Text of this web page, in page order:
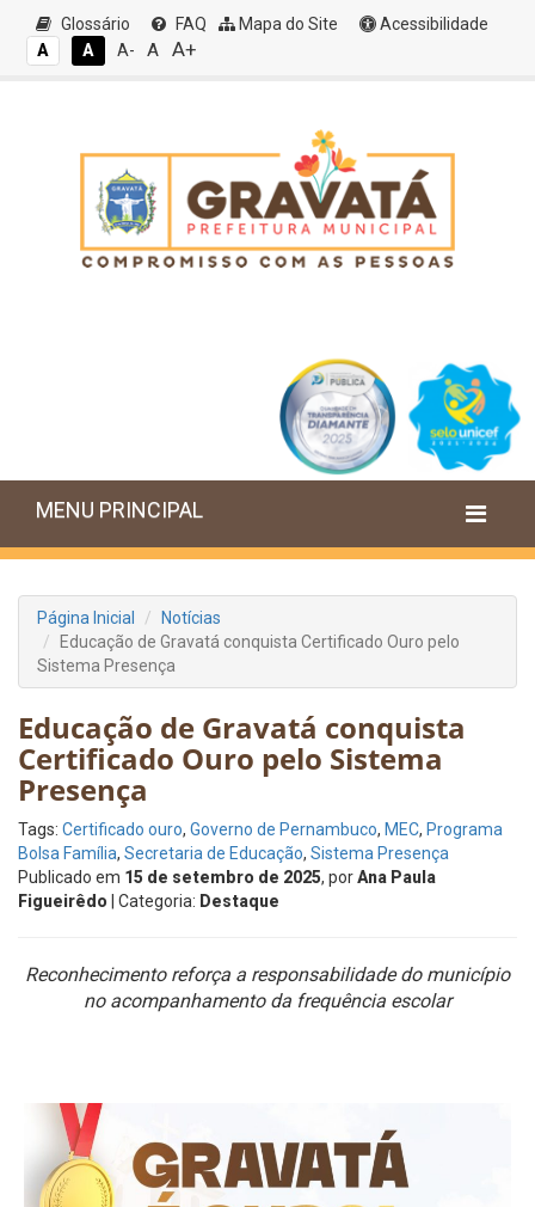
Glossário FAQ Mapa do Site
Acessibilidade
A
A A- A A+
MENU PRINCIPAL
Página Inicial
Notícias
Educação de Gravatá conquista Certificado Ouro pelo
Sistema Presença
Educação de Gravatá conquista
Certificado Ouro pelo Sistema
Presença
Tags: Certificado ouro, Governo de Pernambuco, MEC, Programa
Bolsa Família, Secretaria de Educação, Sistema Presença
Publicado em 15 de setembro de 2025, porAna Paula
Figueirêdo | Categoria: Destaque
Reconhecimento reforça a responsabilidade do município
no acompanhamento da frequência escolar